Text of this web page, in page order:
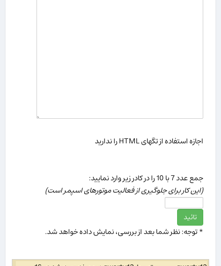
اجازه استفاده از تگهای HTML را ندارید
جمع عدد 7 با 10 را در كادر زیر وارد نمایید:
(این كار برای جلوگیری از فعالیت موتورهای اسپمر است)
* توجه: نظر شما بعد از بررسی، نمایش داده خواهد شد.